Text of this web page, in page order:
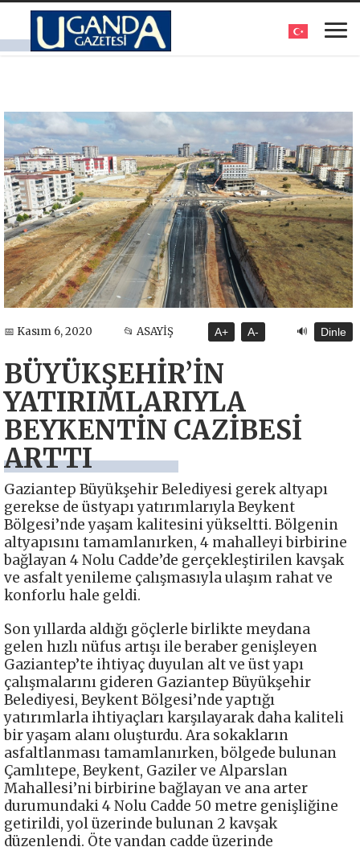
📅 Kasım 6, 2020 📂 ASAYİŞ A+ A- 🔊 Dinle
BÜYÜKŞEHİR’İN
YATIRIMLARIYLA
BEYKENTİN CAZİBESİ
ARTTI
Gaziantep Büyükşehir Belediyesi gerek altyapı
gerekse de üstyapı yatırımlarıyla Beykent
Bölgesi’nde yaşam kalitesini yükseltti. Bölgenin
altyapısını tamamlanırken, 4 mahalleyi birbirine
bağlayan 4 Nolu Cadde’de gerçekleştirilen kavşak
ve asfalt yenileme çalışmasıyla ulaşım rahat ve
konforlu hale geldi.
Son yıllarda aldığı göçlerle birlikte meydana
gelen hızlı nüfus artışı ile beraber genişleyen
Gaziantep’te ihtiyaç duyulan alt ve üst yapı
çalışmalarını gideren Gaziantep Büyükşehir
Belediyesi, Beykent Bölgesi’nde yaptığı
yatırımlarla ihtiyaçları karşılayarak daha kaliteli
bir yaşam alanı oluşturdu. Ara sokakların
asfaltlanması tamamlanırken, bölgede bulunan
Çamlıtepe, Beykent, Gaziler ve Alparslan
Mahallesi’ni birbirine bağlayan ve ana arter
durumundaki 4 Nolu Cadde 50 metre genişliğine
getirildi, yol üzerinde bulunan 2 kavşak
düzenlendi. Öte yandan cadde üzerinde